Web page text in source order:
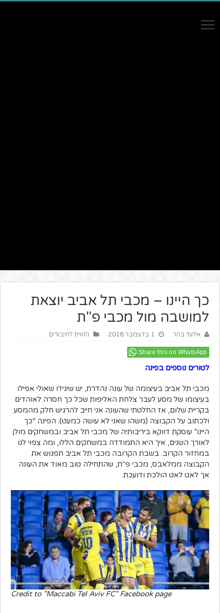
כך היינו – מכבי תל אביב יוצאת
למושבה מול מכבי פ"ת
אלעד בהר 1 בדצמבר 2018 הזווית לחיבורים
Share this on WhatsApp
לטורים נוספים בפינה
מכבי תל אביב בעיצומה של עונה נהדרת, יש שיגידו שאולי אפילו
בעיצומו של מסע לעבר צלחת האליפות שכל כך חסרה לאוהדים
בקריית שלום, אז החלטתי שהעונה אני חייב להרגיש חלק מהמסע
ולכתוב על הקבוצה (משהו שאני לא עושה כמעט). הפינה “כך
היינו” עוסקת דווקא ביריבותיה של מכבי תל אביב ובמשחקים מולן
לאורך השנים, איך היא התמודדה במשחקים הללו, ומה צפוי לנו
במחזור הקרוב. בשבת הקרובה מכבי תל אביב תפגוש את
הקבוצה ממלאבס, מכבי פ"ת, שהתחילה טוב מאוד את העונה
אך לאט לאט הולכת ודועכת.
Credit to "Maccabi Tel Aviv FC" Facebook page